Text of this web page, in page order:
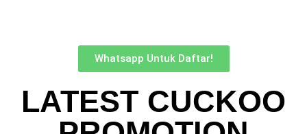
Whatsapp Untuk Daftar!
LATEST CUCKOO